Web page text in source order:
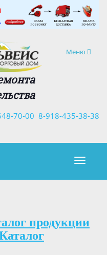
Навигация
Меню
8-918-435-38-38
70-00
×
продукции